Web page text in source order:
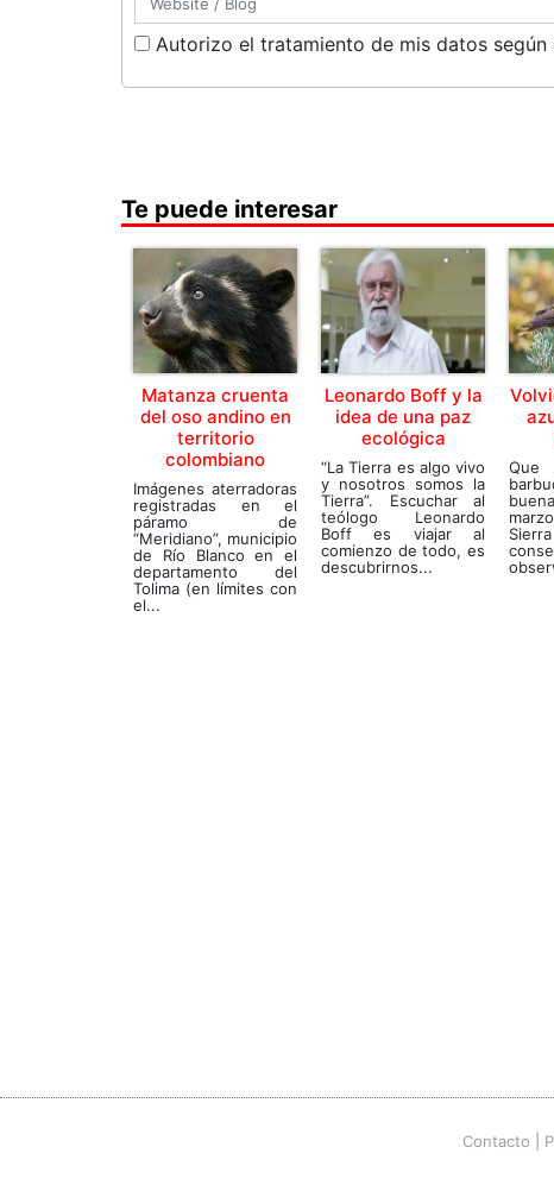
Autorizo el tratamiento de mis datos según
Te puede interesar
Matanza cruenta
del oso andino en
territorio
colombiano
Imágenes aterradoras
registradas en el
páramo de
“Meridiano”, municipio
de Río Blanco en el
departamento del
Tolima (en límites con
el...
Leonardo Boff y la
idea de una paz
ecológica
“La Tierra es algo vivo
y nosotros somos la
Tierra”. Escuchar al
teólogo Leonardo
Boff es viajar al
comienzo de todo, es
descubrirnos...
Contacto